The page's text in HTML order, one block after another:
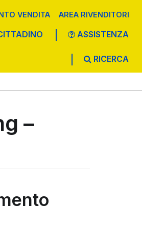
VENDITA AREA RIVENDITORI
VALORI BOLLATI
ALTRI PAGAMENTI
ASSISTENZA
RICERCA
–